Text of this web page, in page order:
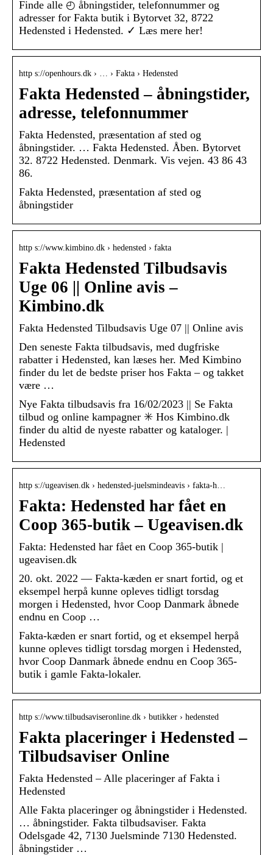
Finde alle ◴ åbningstider, telefonnummer og
adresser for Fakta butik i Bytorvet 32, 8722
Hedensted i Hedensted. ✓ Læs mere her!
http s://openhours.dk › … › Fakta › Hedensted
Fakta Hedensted – åbningstider,
adresse, telefonnummer
Fakta Hedensted, præsentation af sted og
åbningstider. … Fakta Hedensted. Åben. Bytorvet
32. 8722 Hedensted. Denmark. Vis vejen. 43 86 43
86.
Fakta Hedensted, præsentation af sted og
åbningstider
http s://www.kimbino.dk › hedensted › fakta
Fakta Hedensted Tilbudsavis
Uge 06 || Online avis –
Kimbino.dk
Fakta Hedensted Tilbudsavis Uge 07 || Online avis
Den seneste Fakta tilbudsavis, med dugfriske
rabatter i Hedensted, kan læses her. Med Kimbino
finder du let de bedste priser hos Fakta – og takket
være …
Nye Fakta tilbudsavis fra 16/02/2023 || Se Fakta
tilbud og online kampagner ✳️ Hos Kimbino.dk
finder du altid de nyeste rabatter og kataloger. |
Hedensted
http s://ugeavisen.dk › hedensted-juelsmindeavis › fakta-h…
Fakta: Hedensted har fået en
Coop 365-butik – Ugeavisen.dk
Fakta: Hedensted har fået en Coop 365-butik |
ugeavisen.dk
20. okt. 2022 — Fakta-kæden er snart fortid, og et
eksempel herpå kunne opleves tidligt torsdag
morgen i Hedensted, hvor Coop Danmark åbnede
endnu en Coop …
Fakta-kæden er snart fortid, og et eksempel herpå
kunne opleves tidligt torsdag morgen i Hedensted,
hvor Coop Danmark åbnede endnu en Coop 365-
butik i gamle Fakta-lokaler.
http s://www.tilbudsaviseronline.dk › butikker › hedensted
Fakta placeringer i Hedensted –
Tilbudsaviser Online
Fakta Hedensted – Alle placeringer af Fakta i
Hedensted
Alle Fakta placeringer og åbningstider i Hedensted.
… åbningstider. Fakta tilbudsaviser. Fakta
Odelsgade 42, 7130 Juelsminde 7130 Hedensted.
åbningstider …